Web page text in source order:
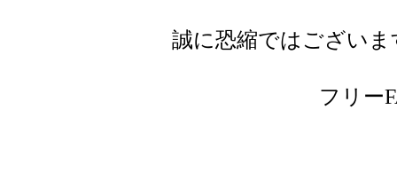
誠に恐縮ではござい
フリー